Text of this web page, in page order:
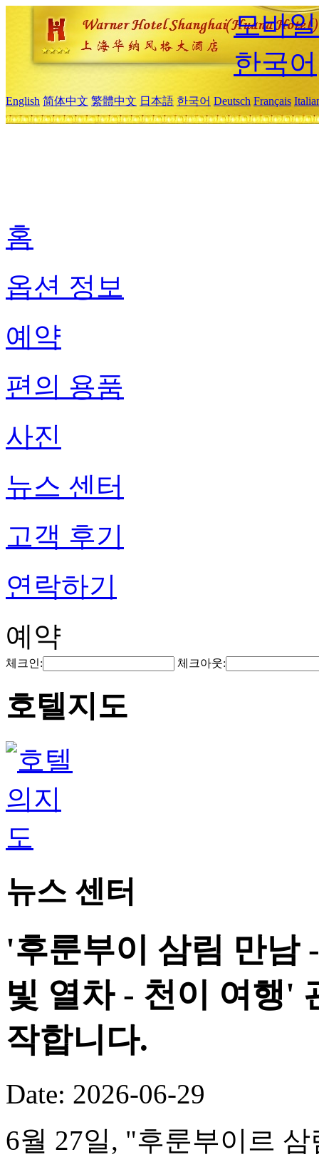
모바
한국어
English 简体中文 繁體中文 日本語 한국어 Deutsch Français
홈
옵션 정보
예약
편의 용품
사진
뉴스 센터
고객 후기
연락하기
예약
체크인: 체크아웃:
호텔지도
뉴스 센터
'후룬부이 삼림 만남
빛 열차 - 천이 여행'
작합니다.
Date: 2026-06-29
6월 27일, "후룬부이르